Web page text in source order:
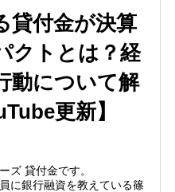
貸付金が決算
クトとは？経
動について解
更新】
ズ 貸付金です。
に銀行融資を教えている篠